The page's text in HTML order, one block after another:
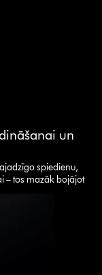
un
spiedienu,
– tos mazāk bojājot